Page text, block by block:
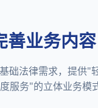
善业务内容
础法律需求，提供"
服务"的立体业务模